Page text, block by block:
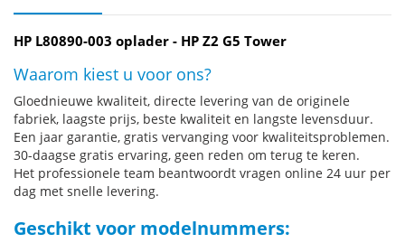
HP L80890-003 oplader - HP Z2 G5 Tower
Waarom kiest u voor ons?
Gloednieuwe kwaliteit, directe levering van de originele
fabriek, laagste prijs, beste kwaliteit en langste levensduur.
Een jaar garantie, gratis vervanging voor kwaliteitsproblemen.
30-daagse gratis ervaring, geen reden om terug te keren.
Het professionele team beantwoordt vragen online 24 uur per
dag met snelle levering.
Geschikt voor modelnummers: